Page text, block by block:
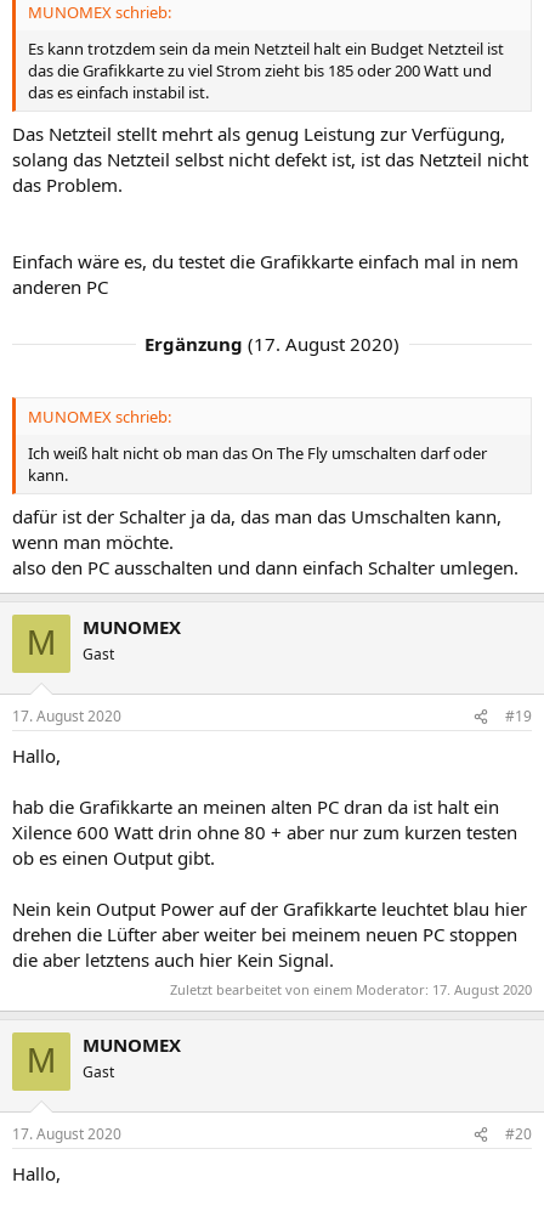
MUNOMEX schrieb:
Es kann trotzdem sein da mein Netzteil halt ein Budget Netzteil ist
das die Grafikkarte zu viel Strom zieht bis 185 oder 200 Watt und
das es einfach instabil ist.
Das Netzteil stellt mehrt als genug Leistung zur Verfügung,
solang das Netzteil selbst nicht defekt ist, ist das Netzteil nicht
das Problem.
Einfach wäre es, du testet die Grafikkarte einfach mal in nem
anderen PC
Ergänzung (17. August 2020)
MUNOMEX schrieb:
Ich weiß halt nicht ob man das On The Fly umschalten darf oder
kann.
dafür ist der Schalter ja da, das man das Umschalten kann,
wenn man möchte.
also den PC ausschalten und dann einfach Schalter umlegen.
M MUNOMEX
Gast
17. August 2020 #19
Hallo,
hab die Grafikkarte an meinen alten PC dran da ist halt ein
Xilence 600 Watt drin ohne 80 + aber nur zum kurzen testen
ob es einen Output gibt.
Nein kein Output Power auf der Grafikkarte leuchtet blau hier
drehen die Lüfter aber weiter bei meinem neuen PC stoppen
die aber letztens auch hier Kein Signal.
Zuletzt bearbeitet von einem Moderator: 17. August 2020
M MUNOMEX
Gast
17. August 2020 #20
Hallo,